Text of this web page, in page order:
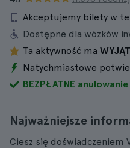
Akceptujemy bilety w
Dostępne dla wózków
Ta aktywność ma
Natychmiastowe
BEZPŁATNE anulowanie
Najważniejsze
Ciesz się doświadczeniem